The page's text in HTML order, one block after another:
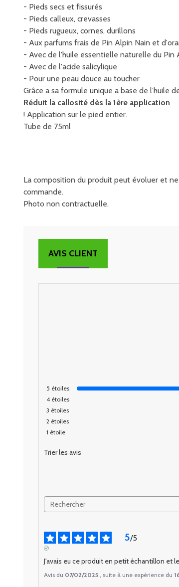
- Pieds secs et fissurés
- Pieds calleux, crevasses
- Pieds rugueux, cornes, durillons
- Aux parfums frais de Pin Alpin Nain et
- Avec de l'huile essentielle naturelle du Pin
- Avec de l'acide salicylique
- Pour une peau douce au toucher
Grâce a sa formule unique a base de l’huile
Réduit la callosité dès la 1ère application
! Application sur le pied entier.
Tube de 75ml
La composition du produit peut évoluer et
commande.
Photo non contractuelle.
AVIS CLIENT
5 étoiles
4 étoiles
3 étoiles
2 étoiles
1 étoile
Trier les avis
5/5
J'avais eu ce produit en petit échantillon et
Avis du 07/02/2025 , suite à une expérience du